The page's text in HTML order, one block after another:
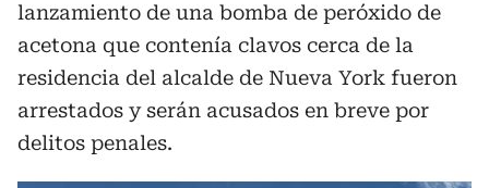
lanzamiento de una bomba de peróxido de
acetona que contenía clavos cerca de la
residencia del alcalde de Nueva York fueron
arrestados y serán acusados en breve por
delitos penales.